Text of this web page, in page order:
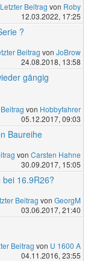
Letzter Beitrag von Roby
12.03.2022, 17:25
?
Beitrag von JoBrow
24.08.2018, 13:58
gängig
von Hobbyfahrer
05.12.2017, 09:03
Baureihe
von Carsten Hahne
30.09.2017, 15:05
16.9R26?
Beitrag von GeorgM
03.06.2017, 21:40
Beitrag von U 1600 A
04.11.2016, 23:55